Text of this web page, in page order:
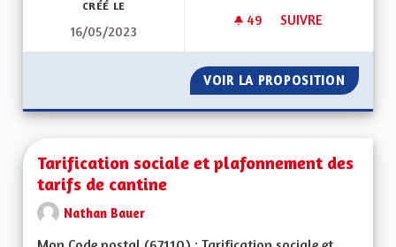
CRÉÉ LE
16/05/2023
49 49 ABONNÉS
SUIVRE
VOIR LA PROPOSITION TAXE
Tarification sociale et plafonnement des
tarifs de cantine
Nathan Bauer